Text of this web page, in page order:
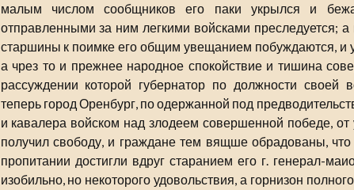
малым числом сообщников его паки укрылся и
отправленными за ним легкими войсками преследуется;
старшины к поимке его общим увещанием побуждаются, и
а чрез то и прежнее народное спокойствие и тишина
рассуждении которой губернатор по должности своей
теперь город Оренбург, по одержанной под
и кавалера войском над злодеем совершенной победе,
получил свободу, и граждане тем вящше обрадованы,
пропитании достигли вдруг старанием его г. генерал-
изобильно, но некоторого удовольствия, а горнизон